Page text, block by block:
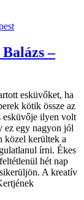
–
esküvőket, ha
kötik össze az
esküvője ilyen volt
ez egy nagyon jól
közel kerültek a
írni. Ékes
hét nap
A kreatív